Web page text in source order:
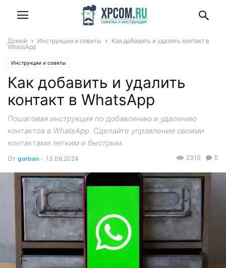
Домой Инструкции и советы
Как добавить и удалить контакт в
WhatsApp
Инструкции и советы
Как добавить и удалить
контакт в WhatsApp
Пошаговая инструкция по добавлению и удалению
контактов в WhatsApp. Сделайте управление своими
контактами легким и быстрым.
От gorban - 13.08.2024 0
2310